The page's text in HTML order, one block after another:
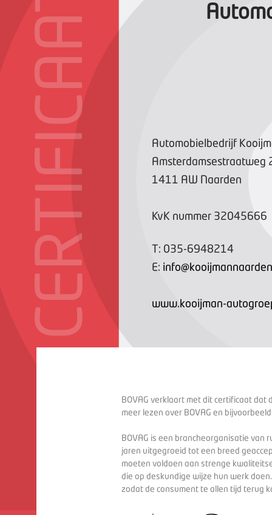
CERTIFICAAT
Automobielbedrijf
Amsterdamsestraatweg
1411 AW Naarden
KvK nummer 32045666
T: 035-6948214
E:
www.kooijman-
BOVAG verklaart met dit certificaat dat
meer lezen over BOVAG en
BOVAG is een brancheorganisatie van
jaren uitgegroeid tot een breed
moeten voldoen aan strenge
die op deskundige wijze hun werk
zodat de consument te allen tijd terug